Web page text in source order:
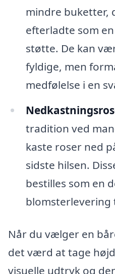
mindre buketter,
efterladte som
støtte. De kan
fyldige, men
medfølelse i en
tradition ved
kaste roser ned
sidste hilsen.
bestilles som en
blomsterlevering
Når du vælger en
det værd at tage
visuelle udtryk og